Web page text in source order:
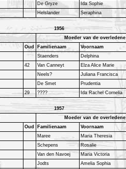
De Gryze Ida Sophie
Helslander Seraphina
1956
Moeder van de overledene
Oud Familienaam Voornaam
Staenders Delphina
42 Van Canneyt Elza Alice Marie
Neels? Juliana Francisca
De Smet Prudentia
29 ???? Ida Rachel Cornelia
1957
Moeder van de overledene
Oud Familienaam Voornaam
Maree Maria Theresia
Schepens Rosalie
Van den Navoej Maria Victoria
Jodts Amelia Sophia